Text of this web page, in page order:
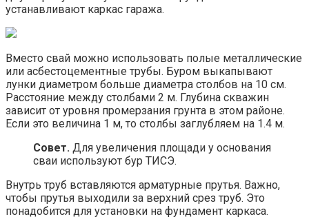
устанавливают каркас гаража.
Вместо свай можно использовать полые металлические
или асбестоцементные трубы. Буром выкапывают
лунки диаметром больше диаметра столбов на 10 см.
Расстояние между столбами 2 м. Глубина скважин
зависит от уровня промерзания грунта в этом районе.
Если это величина 1 м, то столбы заглубляем на 1.4 м.
Совет. Для увеличения площади у основания
сваи используют бур ТИСЭ.
Внутрь труб вставляются арматурные прутья. Важно,
чтобы прутья выходили за верхний срез труб. Это
понадобится для установки на фундамент каркаса.